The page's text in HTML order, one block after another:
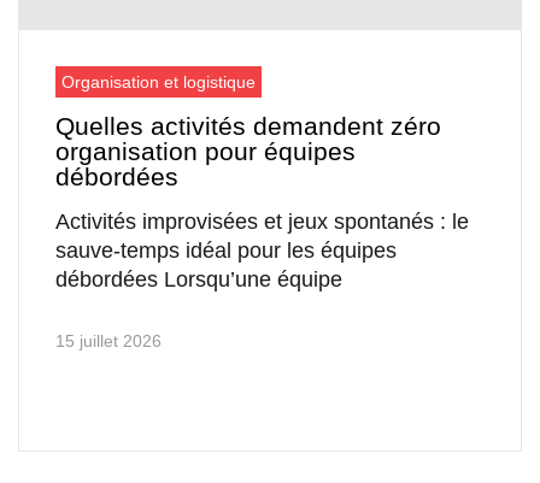
Organisation et logistique
Quelles activités demandent zéro
organisation pour équipes
débordées
Activités improvisées et jeux spontanés : le
sauve-temps idéal pour les équipes
débordées Lorsqu’une équipe
15 juillet 2026